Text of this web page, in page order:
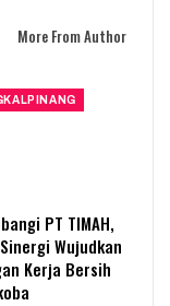
More From Author
PT TIMAH,
Wujudkan
Kerja Bersih